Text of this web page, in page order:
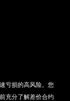
亏损的高风险。您
充分了解差价合约